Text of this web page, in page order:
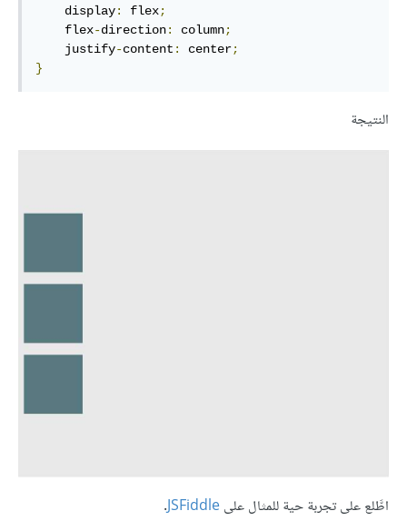
    display
: flex;
    flex
-direction: column;
    justify
-content : center;
}
النتيجة
اطَّلع على تجربة حية للمثال علىJSFiddle
.